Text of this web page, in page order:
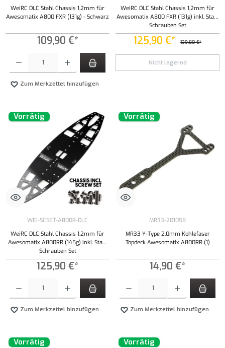
WeiRC DLC Stahl Chassis 1,2mm für
Awesomatix A800 FXR (131g) - Schwarz
109,90 €*
Produkt Anzahl: Gib den gewünschten Wert ein oder benutze die Schaltflächen um die
Zum Merkzettel hinzufügen
WeiRC DLC Stahl Chassis 1,2mm für
Awesomatix A800 FXR (131g) inkl. Stahl
Schrauben Set
125,90 €* 139,80 €*
Nicht lagernd
Vorrätig
WEI-SCSET-A800R-DLC
WeiRC DLC Stahl Chassis 1,2mm für
Awesomatix A800RR (145g) inkl. Stahl
Schrauben Set
125,90 €*
Zum Merkzettel hinzufügen
Vorrätig
MR33-201058
MR33 Y-Type 2,0mm Kohlefaser
Topdeck Awesomatix A800RR (1)
14,90 €*
Zum Merkzettel hinzufügen
Vorrätig Vorrätig